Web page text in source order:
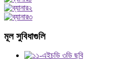
মূল সুবিধাগুলি